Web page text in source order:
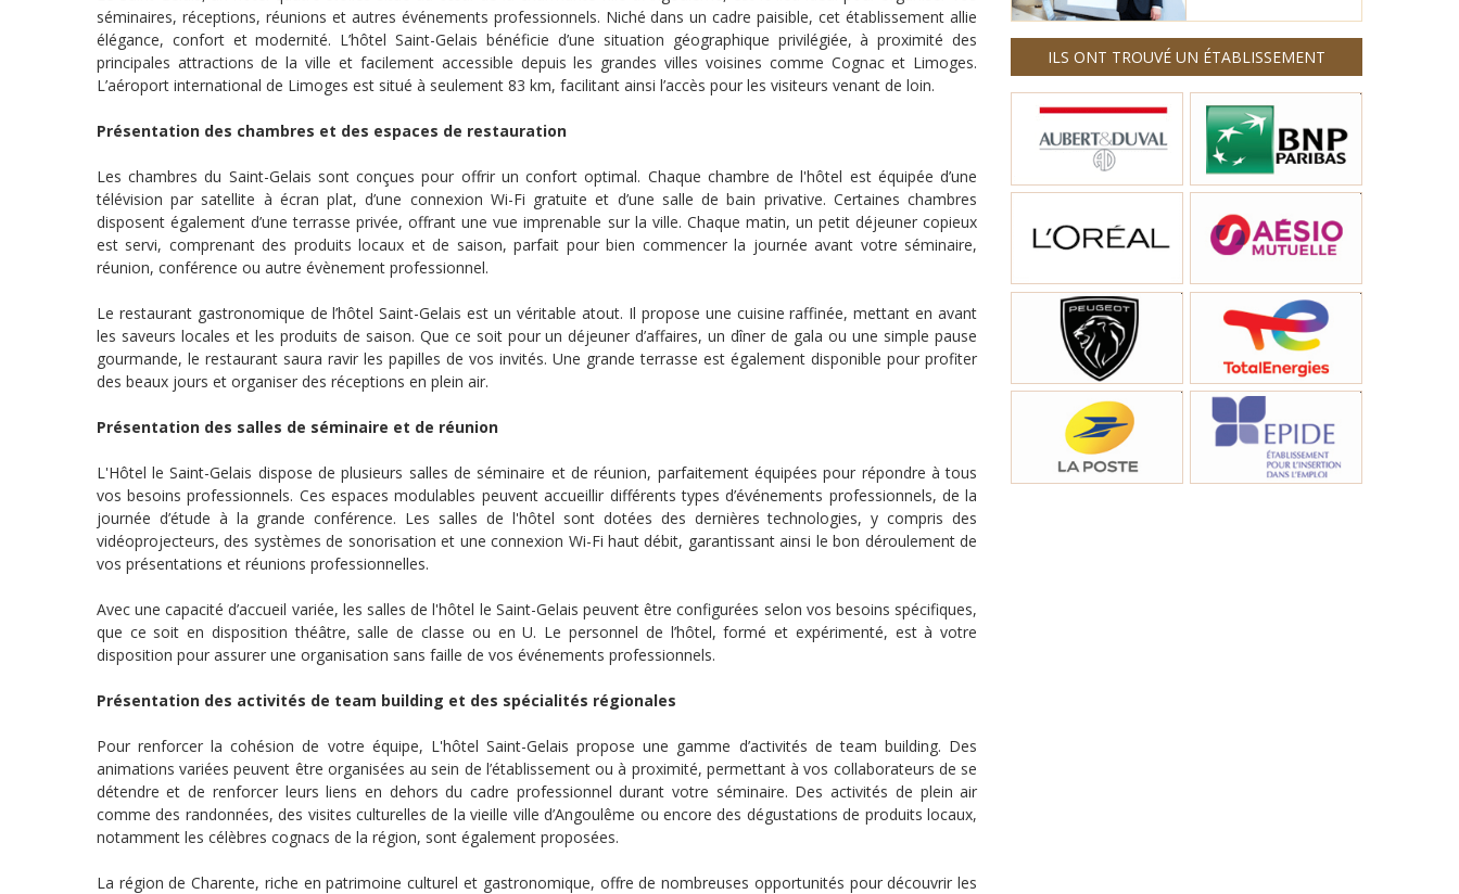
séminaires, réceptions, réunions et autres événements professionnels. Niché dans un cadre paisible, cet établissement allie
élégance, confort et modernité. L’hôtel Saint-Gelais bénéficie d’une situation géographique privilégiée, à proximité des
principales attractions de la ville et facilement accessible depuis les grandes villes voisines comme Cognac et Limoges.
L’aéroport international de Limoges est situé à seulement 83 km, facilitant ainsi l’accès pour les visiteurs venant de loin.
Présentation des chambres et des espaces de restauration
Les chambres du Saint-Gelais sont conçues pour offrir un confort optimal. Chaque chambre de l'hôtel est équipée d’une
télévision par satellite à écran plat, d’une connexion Wi-Fi gratuite et d’une salle de bain privative. Certaines chambres
disposent également d’une terrasse privée, offrant une vue imprenable sur la ville. Chaque matin, un petit déjeuner copieux
est servi, comprenant des produits locaux et de saison, parfait pour bien commencer la journée avant votre séminaire,
réunion, conférence ou autre évènement professionnel.
Le restaurant gastronomique de l’hôtel Saint-Gelais est un véritable atout. Il propose une cuisine raffinée, mettant en avant
les saveurs locales et les produits de saison. Que ce soit pour un déjeuner d’affaires, un dîner de gala ou une simple pause
gourmande, le restaurant saura ravir les papilles de vos invités. Une grande terrasse est également disponible pour profiter
des beaux jours et organiser des réceptions en plein air.
Présentation des salles de séminaire et de réunion
L'Hôtel le Saint-Gelais dispose de plusieurs salles de séminaire et de réunion, parfaitement équipées pour répondre à tous
vos besoins professionnels. Ces espaces modulables peuvent accueillir différents types d’événements professionnels, de la
journée d’étude à la grande conférence. Les salles de l'hôtel sont dotées des dernières technologies, y compris des
vidéoprojecteurs, des systèmes de sonorisation et une connexion Wi-Fi haut débit, garantissant ainsi le bon déroulement de
vos présentations et réunions professionnelles.
Avec une capacité d’accueil variée, les salles de l'hôtel le Saint-Gelais peuvent être configurées selon vos besoins spécifiques,
que ce soit en disposition théâtre, salle de classe ou en U. Le personnel de l’hôtel, formé et expérimenté, est à votre
disposition pour assurer une organisation sans faille de vos événements professionnels.
Présentation des activités de team building et des spécialités régionales
Pour renforcer la cohésion de votre équipe, L'hôtel Saint-Gelais propose une gamme d’activités de team building. Des
animations variées peuvent être organisées au sein de l’établissement ou à proximité, permettant à vos collaborateurs de se
détendre et de renforcer leurs liens en dehors du cadre professionnel durant votre séminaire. Des activités de plein air
comme des randonnées, des visites culturelles de la vieille ville d’Angoulême ou encore des dégustations de produits locaux,
notamment les célèbres cognacs de la région, sont également proposées.
La région de Charente, riche en patrimoine culturel et gastronomique, offre de nombreuses opportunités pour découvrir les
ILS ONT TROUVÉ UN ÉTABLISSEMENT